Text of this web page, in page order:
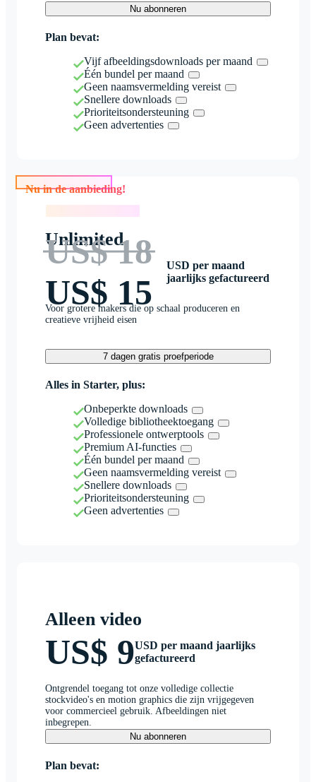
Nu abonneren
Plan bevat:
Vijf afbeeldingsdownloads per maand
Één bundel per maand
Geen naamsvermelding vereist
Snellere downloads
Prioriteitsondersteuning
Geen advertenties
Nu in de aanbieding!
Unlimited
US$ 18
US$ 15
USD per maand
jaarlijks gefactureerd
Voor grotere makers die op schaal produceren en
creatieve vrijheid eisen
7 dagen gratis proefperiode
Alles in Starter, plus:
Onbeperkte downloads
Volledige bibliotheektoegang
Professionele ontwerptools
Premium AI-functies
Één bundel per maand
Geen naamsvermelding vereist
Snellere downloads
Prioriteitsondersteuning
Geen advertenties
Alleen video
US$ 9USD per maand jaarlijks
gefactureerd
Ontgrendel toegang tot onze volledige collectie
stockvideo's en motion graphics die zijn vrijgegeven
voor commercieel gebruik. Afbeeldingen niet
inbegrepen.
Nu abonneren
Plan bevat: